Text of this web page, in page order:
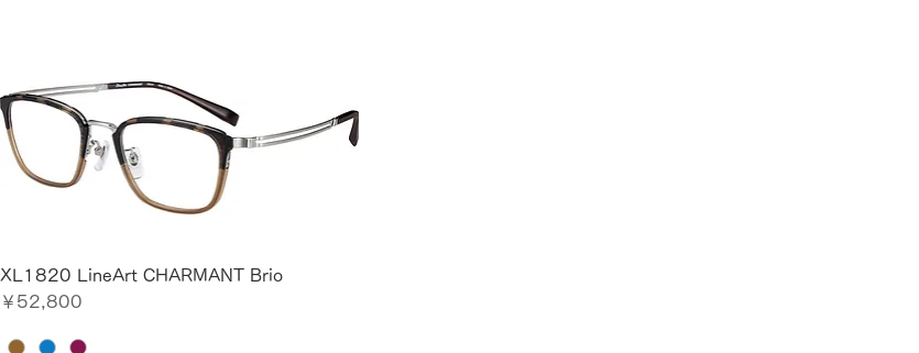
XL1820 LineArt CHARMANT Brio
価格
￥52,800